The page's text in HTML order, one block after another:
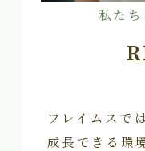
私た
フレイムスで
成長できる環